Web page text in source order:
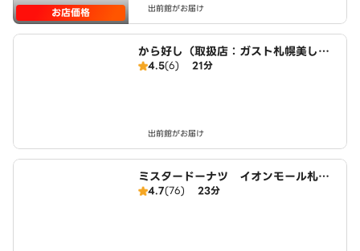
お店価格 出前館がお届け
から好し（取扱店：ガスト札幌美しが
丘）
4.5(6) 21分
出前館がお届け
ミスタードーナツ イオンモール札幌
平岡ショップ
4.7(76) 23分